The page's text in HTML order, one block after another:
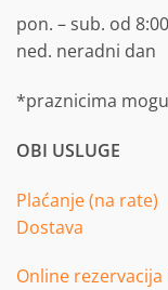
pon. – sub. od
ned. neradni dan
*praznicima
OBI USLUGE
Plaćanje (na rate)
Dostava
Online rezervacija